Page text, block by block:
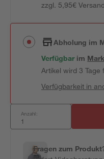
zzgl. 5,95€
Abholung im
Verfügbar im
Artikel wird 3
Verfügbarkeit in
Anzahl:
Fragen zum